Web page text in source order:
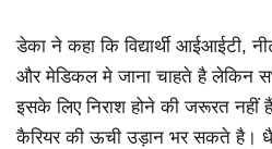
डेका ने कहा कि विद्यार्थी आईआईटी,
और मेडिकल मे जाना चाहते है लेकिन
इसके लिए निराश होने की जरूरत नहीं
कैरियर की ऊची उड़ान भर सकते है।